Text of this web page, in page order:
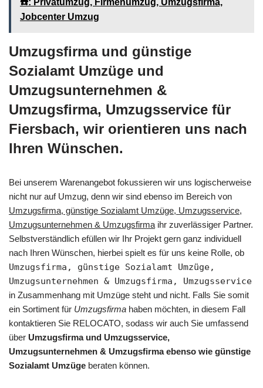
☎️: Privatumzug, Firmenumzug, Umzugsfirma,
Jobcenter Umzug
Umzugsfirma und günstige
Sozialamt Umzüge und
Umzugsunternehmen &
Umzugsfirma, Umzugsservice für
Fiersbach, wir orientieren uns nach
Ihren Wünschen.
Bei unserem Warenangebot fokussieren wir uns logischerweise
nicht nur auf Umzug, denn wir sind ebenso im Bereich von
Umzugsfirma, günstige Sozialamt Umzüge, Umzugsservice,
Umzugsunternehmen & Umzugsfirma ihr zuverlässiger Partner.
Selbstverständlich efüllen wir Ihr Projekt gern ganz individuell
nach Ihren Wünschen, hierbei spielt es für uns keine Rolle, ob
Umzugsfirma, günstige Sozialamt Umzüge,
Umzugsunternehmen & Umzugsfirma, Umzugsservice
in Zusammenhang mit Umzüge steht und nicht. Falls Sie somit
ein Sortiment für Umzugsfirma haben möchten, in diesem Fall
kontaktieren Sie RELOCATO, sodass wir auch Sie umfassend
über Umzugsfirma und Umzugsservice,
Umzugsunternehmen & Umzugsfirma ebenso wie günstige
Sozialamt Umzüge beraten können.